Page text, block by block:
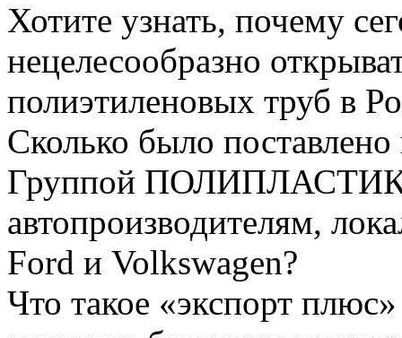
Хотите узнать, почему
нецелесообразно
полиэтиленовых труб в
Сколько было
Группой ПОЛИПЛАСТИК
автопроизводителям,
Ford и Volkswagen?
Что такое «экспорт